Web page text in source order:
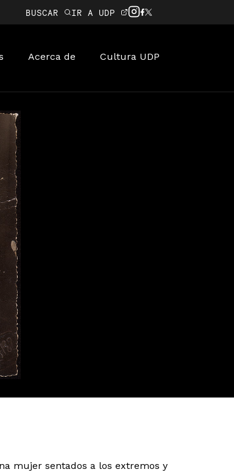
BUSCAR IR A UDP
Acerca de Cultura UDP
mujer sentados a los extremos y